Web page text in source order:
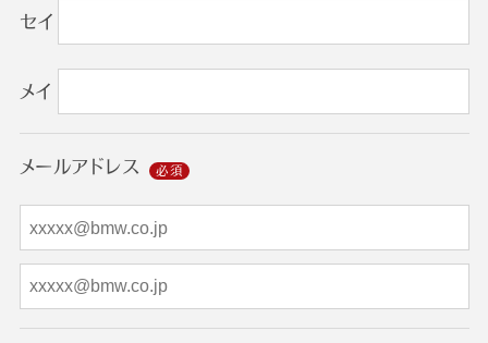
セイ
メイ
メールアドレス